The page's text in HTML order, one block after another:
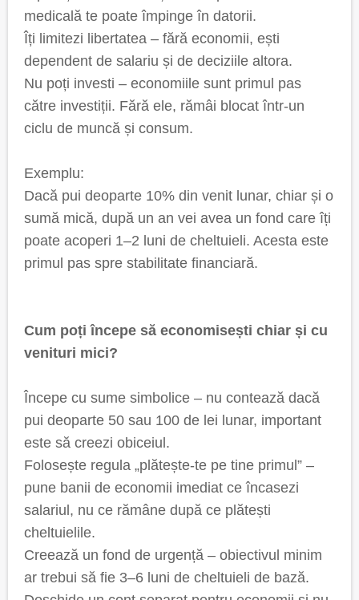
medicală te poate împinge în datorii.
Îți limitezi libertatea – fără economii, ești
dependent de salariu și de deciziile altora.
Nu poți investi – economiile sunt primul pas
către investiții. Fără ele, rămâi blocat într-un
ciclu de muncă și consum.
Exemplu:
Dacă pui deoparte 10% din venit lunar, chiar și o
sumă mică, după un an vei avea un fond care îți
poate acoperi 1–2 luni de cheltuieli. Acesta este
primul pas spre stabilitate financiară.
Cum poți începe să economisești chiar și cu
venituri mici?
Începe cu sume simbolice – nu contează dacă
pui deoparte 50 sau 100 de lei lunar, important
este să creezi obiceiul.
Folosește regula „plătește-te pe tine primul” –
pune banii de economii imediat ce încasezi
salariul, nu ce rămâne după ce plătești
cheltuielile.
Creează un fond de urgență – obiectivul minim
ar trebui să fie 3–6 luni de cheltuieli de bază.